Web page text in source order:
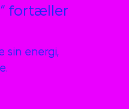
fortæller
sin energi,